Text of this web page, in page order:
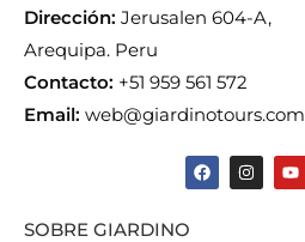
Dirección: Jerusalen 604-A,
Arequipa. Peru
Contacto: +51 959 561 572
Email: web@giardinotours.com
SOBRE GIARDINO